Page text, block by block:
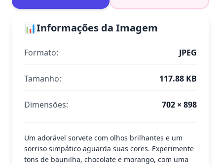
📊Informações da Imagem
Formato: JPEG
Tamanho: 117.88 KB
Dimensões: 702 × 898
Um adorável sorvete com olhos brilhantes e um
sorriso simpático aguarda suas cores. Experimente
tons de baunilha, chocolate e morango, com uma